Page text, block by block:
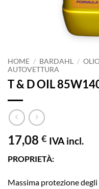
HOME / BARDAHL /
AUTOVETTURA
T & D OIL
17,08 € IVA incl.
PROPRIETÀ:
Massima protezione